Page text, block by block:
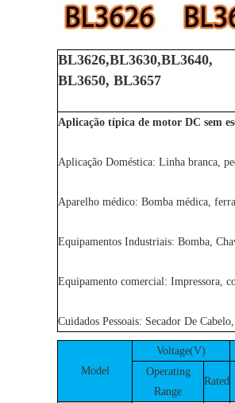
BL3626,BL3630,BL3640,
BL3650, BL3657
Aplicação típica de motor DC sem
Aplicação Doméstica: Linha branca,
Aparelho médico: Bomba médica,
Equipamentos Industriais: Bomba,
Equipamento comercial: Impressora,
Cuidados Pessoais: Secador De
Model
Voltage(V)
Operating
Range
Rated